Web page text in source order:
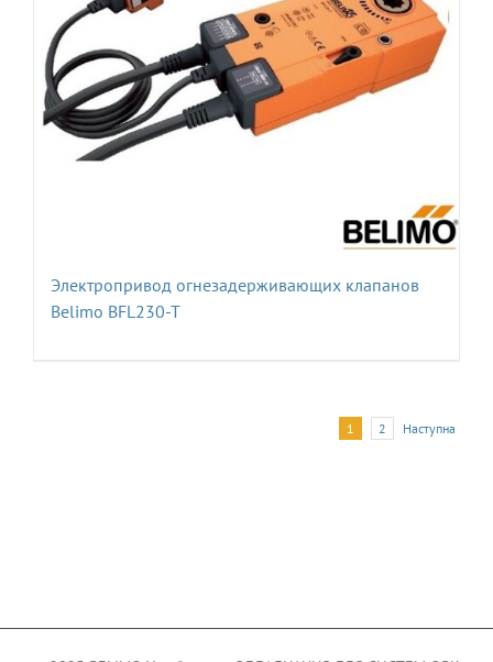
Электропривод огнезадерживающих клапанов
Belimo BFL230-T
1 2 Наступна